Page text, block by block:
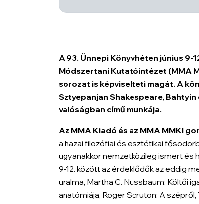
A 93. Ünnepi Könyvhéten június 9-
Módszertani Kutatóintézet (MMA
sorozat is képviselteti magát. A
Sztyepanjan Shakespeare,
valóságban című munkája.
Az MMA Kiadó és az MMA MMKI
a hazai filozófiai és esztétikai
ugyanakkor nemzetközileg ismert és
9-12. között az érdeklődők az eddig
uralma, Martha C. Nussbaum: Költői
anatómiája, Roger Scruton: A szépről,